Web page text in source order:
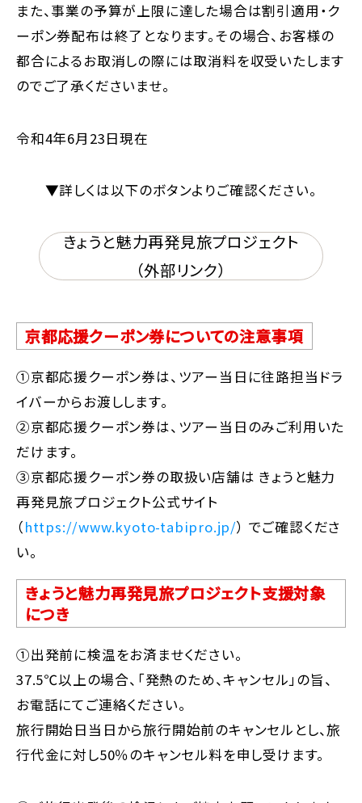
また、事業の予算が上限に達した場合は割引適用・ク
ーポン券配布は終了となります。その場合、お客様の
都合によるお取消しの際には取消料を収受いたします
のでご了承くださいませ。
令和4年6月23日現在
▼詳しくは以下のボタンよりご確認ください。
きょうと魅力再発見旅プロジェクト
（外部リンク）
京都応援クーポン券についての注意事項
①京都応援クーポン券は、ツアー当日に往路担当ドラ
イバーからお渡しします。
②京都応援クーポン券は、ツアー当日のみご利用いた
だけます。
③京都応援クーポン券の取扱い店舗は きょうと魅力
再発見旅プロジェクト公式サイト
（https://www.kyoto-tabipro.jp/） でご確認くださ
い。
きょうと魅力再発見旅プロジェクト支援対象
につき
①出発前に検温をお済ませください。
37.5℃以上の場合、「発熱のため、キャンセル」の旨、
お電話にてご連絡ください。
旅行開始日当日から旅行開始前のキャンセルとし、旅
行代金に対し50％のキャンセル料を申し受けます。